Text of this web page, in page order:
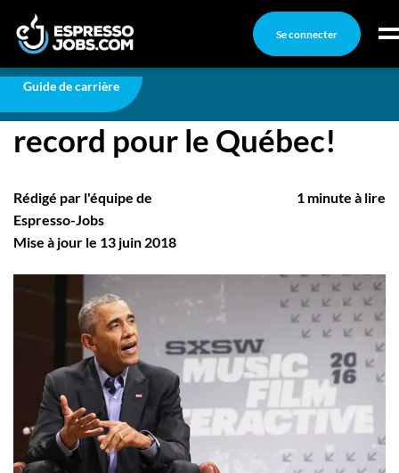
Se connecter
Connexion
Créez un compte
Recherchez un emploi
Compagnies
Ma boîte à outils
Conseils carrière
Nos chroniques
Inscrivez-vous à l'infolettre
Employeurs
Publiez une offre d'emploi
Guide de carrière
Carrière SXSW : une délégation record pour le Québec!
SXSW : une délégation
record pour le Québec!
Rédigé par l'équipe de
Espresso-Jobs
Mise à jour le 13 juin 2018
1 minute à lire